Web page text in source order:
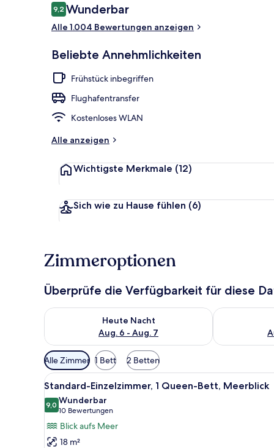
Bewertungen
9,29,2 von 10.
Wunderbar
Alle 1.004 Bewertungen anzeigen
Beliebte Annehmlichkeiten
Frühstück inbegriffen
Flughafentransfer
Kostenloses WLAN
Alle anzeigen
Wichtigste Merkmale (12)
Sich wie zu Hause fühlen (6)
Zimmeroptionen
Überprüfe die Verfügbarkeit für diese
Heute Nacht
Aug. 6 - Aug. 7
Überprüfe die Verfügbarkeit für heute Nacht, Aug. 6
Überprüfe
Verfügbare
Filter
für
Zimmer
Alle Zimmer 1 Bett 2 Betten
Alle
Fotos
für
Standard-
Einzelzimmer,
Ein Hotelzimmer mit einem
3
Standard-Einzelzimmer, 1 Queen-Bett, Meerblick
9,09,0 von 10
Wunderbar
10 Bewertungen
(10
Bewertungen)
Blick aufs Meer
18 m²